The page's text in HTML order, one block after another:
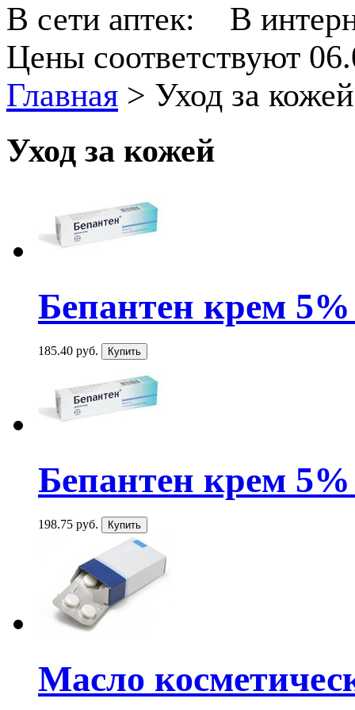
В сети аптек:
В
Цены соответствуют
Главная > Уход за кожей
Уход за кожей
Бепантен крем
185.40 руб.
Бепантен крем
198.75 руб.
Масло